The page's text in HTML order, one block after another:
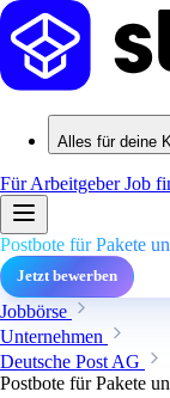
Alles für deine
Für ArbeitgeberJob
Postbote für Pakete
Jetzt bewerben
Jobbörse
Unternehmen
Deutsche Post AG
Postbote für Pakete